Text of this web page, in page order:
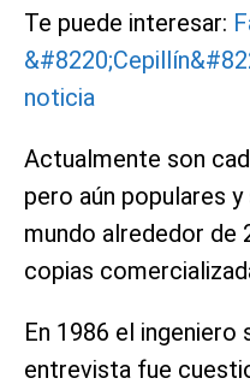
Te puede interesar:
noticia
Actualmente son
pero aún populares
mundo alrededor de
copias
En 1986 el ingeniero
entrevista fue